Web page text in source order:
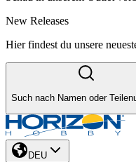
New Releases
Hier findest du unsere
Such nach Namen oder
DEU